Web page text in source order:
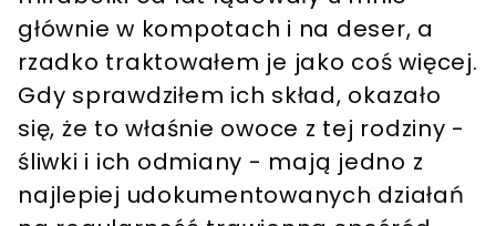
głównie w kompotach i na deser, a
rzadko traktowałem je jako coś więcej.
Gdy sprawdziłem ich skład, okazało
się, że to właśnie owoce z tej rodziny -
śliwki i ich odmiany - mają jedno z
najlepiej udokumentowanych działań